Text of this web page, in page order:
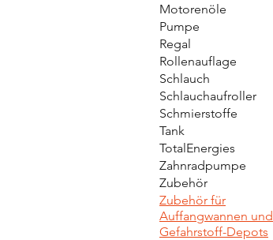
Motorenöle
Pumpe
Regal
Rollenauflage
Schlauch
Schlauchaufroller
Schmierstoffe
Tank
TotalEnergies
Zahnradpumpe
Zubehör
Zubehör für
Auffangwannen und
Gefahrstoff-Depots